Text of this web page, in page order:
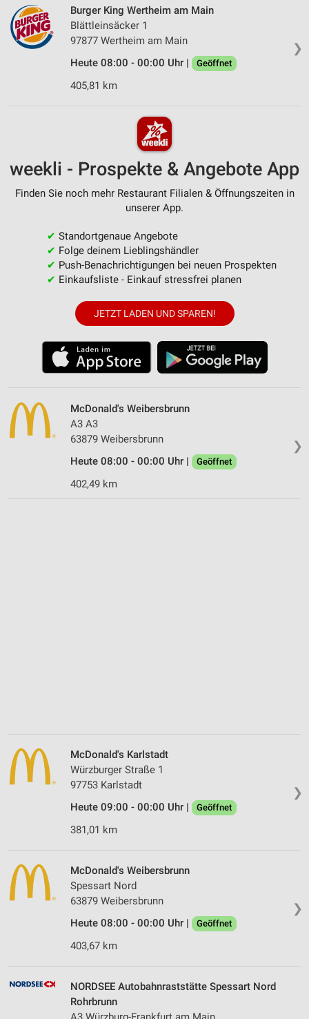
❯
Burger King Wertheim am Main
Blättleinsäcker 1
97877 Wertheim am Main
Heute 08:00 - 00:00 Uhr |
Geöffnet
405,81 km
weekli - Prospekte & Angebote App
Finden Sie noch mehr Restaurant Filialen & Öffnungszeiten in
unserer App.
✔ Standortgenaue Angebote
✔ Folge deinem Lieblingshändler
✔ Push-Benachrichtigungen bei neuen Prospekten
✔ Einkaufsliste - Einkauf stressfrei planen
JETZT LADEN UND SPAREN!
❯
McDonald's Weibersbrunn
A3 A3
63879 Weibersbrunn
Heute 08:00 - 00:00 Uhr |
Geöffnet
402,49 km
❯
McDonald's Karlstadt
Würzburger Straße 1
97753 Karlstadt
Heute 09:00 - 00:00 Uhr |
Geöffnet
381,01 km
❯
McDonald's Weibersbrunn
Spessart Nord
63879 Weibersbrunn
Heute 08:00 - 00:00 Uhr |
Geöffnet
403,67 km
NORDSEE Autobahnraststätte Spessart Nord
Rohrbrunn